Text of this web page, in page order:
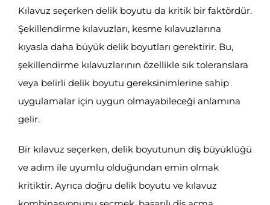
Kılavuz seçerken delik boyutu da kritik bir faktördür.
Şekillendirme kılavuzları, kesme kılavuzlarına
kıyasla daha büyük delik boyutları gerektirir. Bu,
şekillendirme kılavuzlarının özellikle sık toleranslara
veya belirli delik boyutu gereksinimlerine sahip
uygulamalar için uygun olmayabileceği anlamına
gelir.
Bir kılavuz seçerken, delik boyutunun diş büyüklüğü
ve adım ile uyumlu olduğundan emin olmak
kritiktir. Ayrıca doğru delik boyutu ve kılavuz